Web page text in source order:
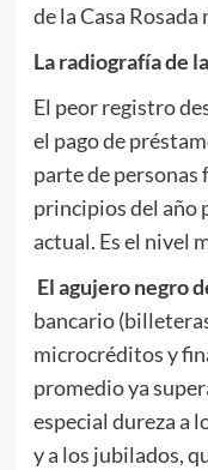
de la Casa
La radiografía de
El peor registro
el pago de
parte de personas
principios del año
actual. Es el nivel
El agujero negro
bancario
microcréditos y
promedio ya
especial dureza a
y a los jubilados,